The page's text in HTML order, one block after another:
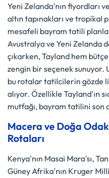
Yeni Zelanda'nın fiyordları
altın tapınakları ve tropikal
mesafeli bayram tatili
Avustralya ve Yeni Zelanda
çıkarken, Tayland hem
zengin bir seçenek sunuyor.
bu rotalar tatilcilerin gözde
alıyor. Özellikle Tayland'ın
mutfağı, bayram tatilini son
Macera ve Doğa
Rotaları
Kenya'nın Masai Mara'sı,
Güney Afrika'nın Kruger